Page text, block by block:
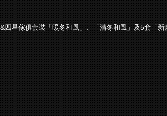
星傢俱套裝「暖冬和風」、「清冬和風」及5套「新